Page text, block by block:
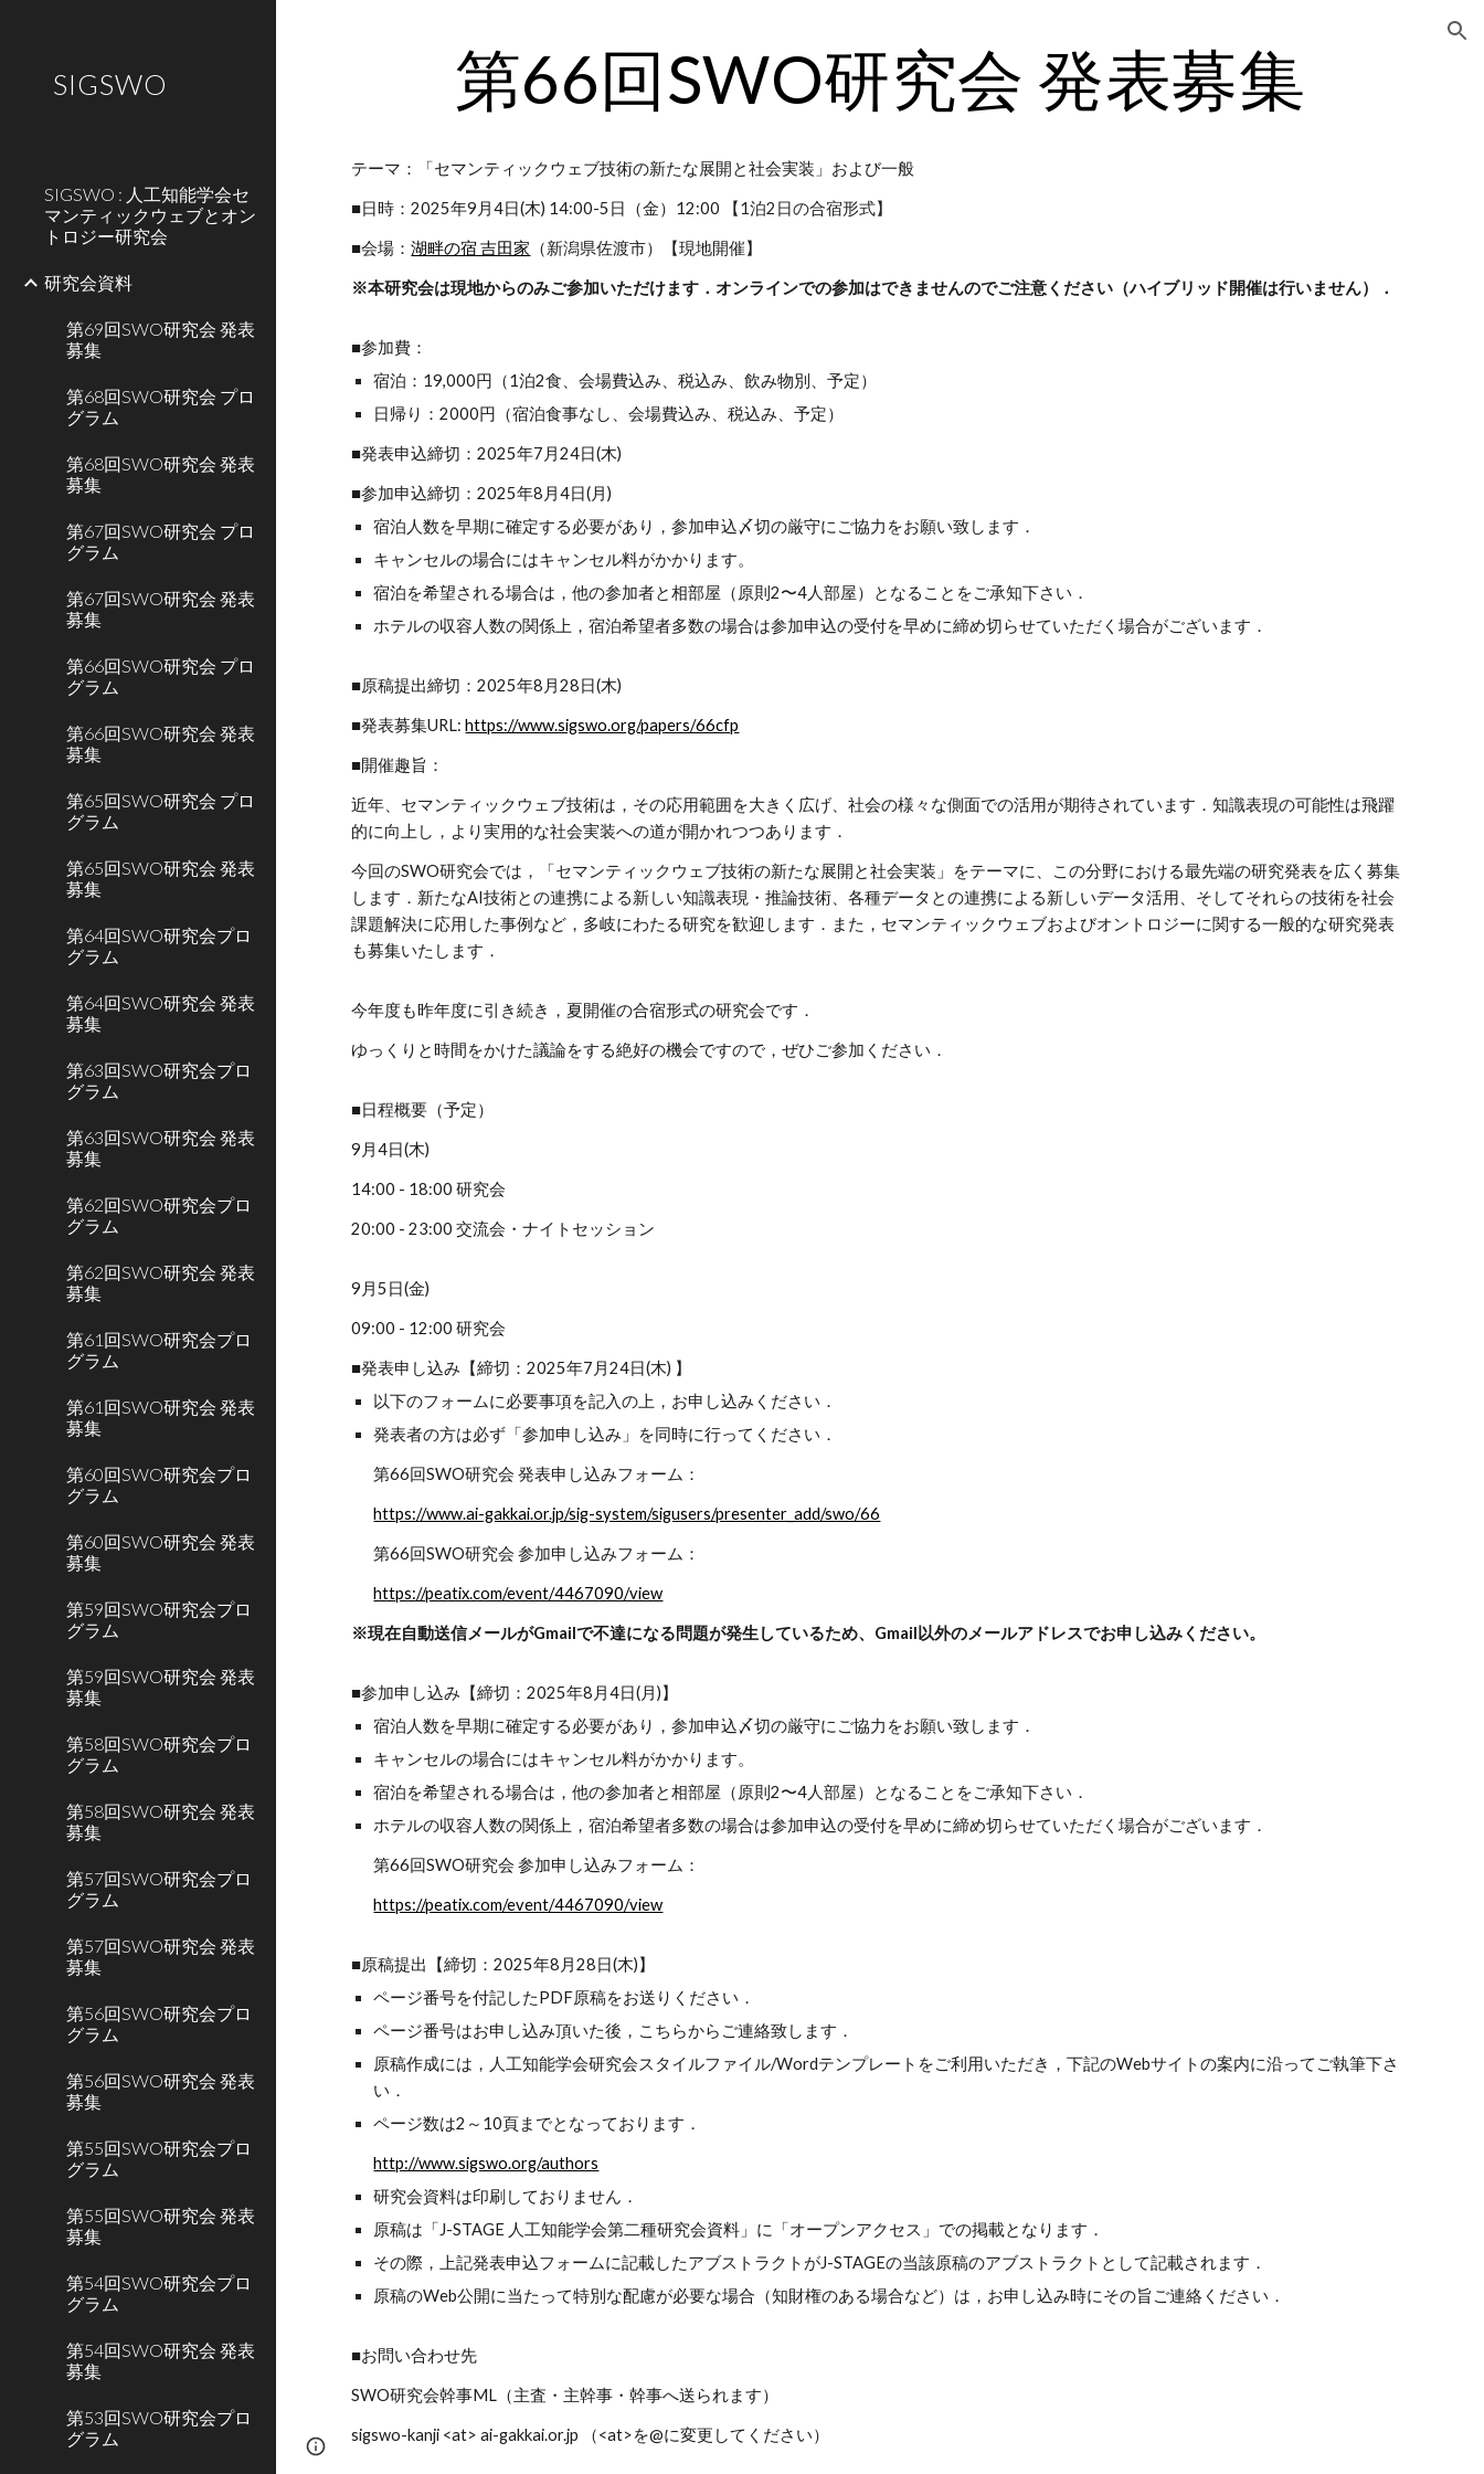
SIGSWO
SIGSWO : 人工知能学会セ
マンティックウェブとオン
トロジー研究会
研究会資料
第69回SWO研究会 発表
募集
第68回SWO研究会 プロ
グラム
第68回SWO研究会 発表
募集
第67回SWO研究会 プロ
グラム
第67回SWO研究会 発表
募集
第66回SWO研究会 プロ
グラム
第66回SWO研究会 発表
募集
第65回SWO研究会 プロ
グラム
第65回SWO研究会 発表
募集
第64回SWO研究会プロ
グラム
第64回SWO研究会 発表
募集
第63回SWO研究会プロ
グラム
第63回SWO研究会 発表
募集
第62回SWO研究会プロ
グラム
第62回SWO研究会 発表
募集
第61回SWO研究会プロ
グラム
第61回SWO研究会 発表
募集
第60回SWO研究会プロ
グラム
第60回SWO研究会 発表
募集
第59回SWO研究会プロ
グラム
第59回SWO研究会 発表
募集
第58回SWO研究会プロ
グラム
第58回SWO研究会 発表
募集
第57回SWO研究会プロ
グラム
第57回SWO研究会 発表
募集
第56回SWO研究会プロ
グラム
第56回SWO研究会 発表
募集
第55回SWO研究会プロ
グラム
第55回SWO研究会 発表
募集
第54回SWO研究会プロ
グラム
第54回SWO研究会 発表
募集
第53回SWO研究会プロ
グラム
第66回SWO研究会 発表募集
テーマ：「セマンティックウェブ技術の新たな展開と社会実装」および一般
■日時：2025年9月4日(木) 14:00-5日（金）12:00 【1泊2日の合宿形式】
■会場：湖畔の宿 吉田家 （新潟県佐渡市）【現地開催】
※本研究会は現地からのみご参加いただけます．オンラインでの参加はできませんのでご注意ください（ハイブリッド開催は行いません）．
■参加費：
宿泊：19,000円（1泊2食、会場費込み、税込み、飲み物別、予定）
日帰り：2000円（宿泊食事なし、会場費込み、税込み、予定）
■発表申込締切：2025年7月24日(木)
■参加申込締切：2025年8月4日(月)
宿泊人数を早期に確定する必要があり，参加申込〆切の厳守にご協力をお願い致します．
キャンセルの場合にはキャンセル料がかかります。
宿泊を希望される場合は，他の参加者と相部屋（原則2〜4人部屋）となることをご承知下さい．
ホテルの収容人数の関係上，宿泊希望者多数の場合は参加申込の受付を早めに締め切らせていただく場合がございます．
■原稿提出締切：2025年8月28日(木)
■発表募集URL: https://www.sigswo.org/papers/66cfp
■開催趣旨：
近年、セマンティックウェブ技術は，その応用範囲を大きく広げ、社会の様々な側面での活用が期待されています．知識表現の可能性は飛躍
的に向上し，より実用的な社会実装への道が開かれつつあります．
今回のSWO研究会では，「セマンティックウェブ技術の新たな展開と社会実装」をテーマに、この分野における最先端の研究発表を広く募集
します．新たなAI技術との連携による新しい知識表現・推論技術、各種データとの連携による新しいデータ活用、そしてそれらの技術を社会
課題解決に応用した事例など，多岐にわたる研究を歓迎します．また，セマンティックウェブおよびオントロジーに関する一般的な研究発表
も募集いたします．
今年度も昨年度に引き続き，夏開催の合宿形式の研究会です．
ゆっくりと時間をかけた議論をする絶好の機会ですので，ぜひご参加ください．
■日程概要（予定）
9月4日(木)
14:00 - 18:00 研究会
20:00 - 23:00 交流会・ナイトセッション
9月5日(金)
09:00 - 12:00 研究会
■発表申し込み【締切：2025年7月24日(木) 】
以下のフォームに必要事項を記入の上，お申し込みください．
発表者の方は必ず「参加申し込み」を同時に行ってください．
第66回SWO研究会 発表申し込みフォーム：
https://www.ai-gakkai.or.jp/sig-system/sigusers/presenter_add/swo/66
第66回SWO研究会 参加申し込みフォーム：
https://peatix.com/event/4467090/view
※現在自動送信メールがGmailで不達になる問題が発生しているため、Gmail以外のメールアドレスでお申し込みください。
■参加申し込み【締切：2025年8月4日(月)】
宿泊人数を早期に確定する必要があり，参加申込〆切の厳守にご協力をお願い致します．
キャンセルの場合にはキャンセル料がかかります。
宿泊を希望される場合は，他の参加者と相部屋（原則2〜4人部屋）となることをご承知下さい．
ホテルの収容人数の関係上，宿泊希望者多数の場合は参加申込の受付を早めに締め切らせていただく場合がございます．
第66回SWO研究会 参加申し込みフォーム：
https://peatix.com/event/4467090/view
■原稿提出【締切：2025年8月28日(木)】
ページ番号を付記したPDF原稿をお送りください．
ページ番号はお申し込み頂いた後，こちらからご連絡致します．
原稿作成には，人工知能学会研究会スタイルファイル/Wordテンプレートをご利用いただき，下記のWebサイトの案内に沿ってご執筆下さ
い．
ページ数は2～10頁までとなっております．
http://www.sigswo.org/authors
研究会資料は印刷しておりません．
原稿は「J-STAGE 人工知能学会第二種研究会資料」に「オープンアクセス」での掲載となります．
その際，上記発表申込フォームに記載したアブストラクトがJ-STAGEの当該原稿のアブストラクトとして記載されます．
原稿のWeb公開に当たって特別な配慮が必要な場合（知財権のある場合など）は，お申し込み時にその旨ご連絡ください．
■お問い合わせ先
SWO研究会幹事ML（主査・主幹事・幹事へ送られます）
sigswo-kanji <at> ai-gakkai.or.jp （<at>を@に変更してください）
Page
Google Sites Report abuse